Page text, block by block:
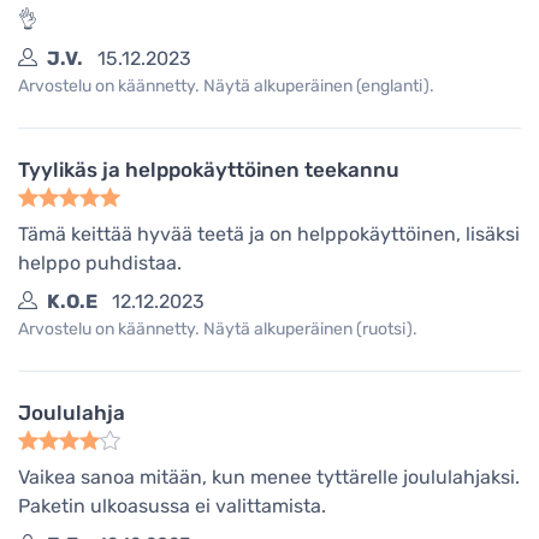
👌
J.V.
15.12.2023
Arvostelu on käännetty. Näytä alkuperäinen (englanti).
Tyylikäs ja helppokäyttöinen teekannu
Tämä keittää hyvää teetä ja on helppokäyttöinen, lisäksi
helppo puhdistaa.
K.O.E
12.12.2023
Arvostelu on käännetty. Näytä alkuperäinen (ruotsi).
Joululahja
Vaikea sanoa mitään, kun menee tyttärelle joululahjaksi.
Paketin ulkoasussa ei valittamista.